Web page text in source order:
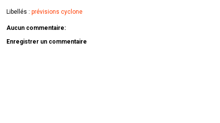
Libellés :prévisions cyclone
Aucun commentaire:
Enregistrer un commentaire